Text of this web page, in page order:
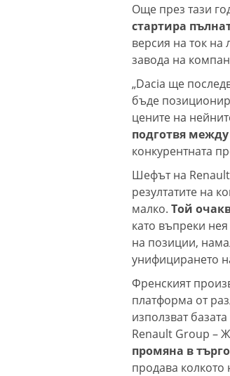
Още през тази
стартира
версия на ток
завода на
„Dacia ще
бъде
цените на
подготвя
конкурентната
Шефът на Renault
резултатите на
малко. Той
като въпреки
на позиции,
унифицирането
Френският
платформа от
използват
Renault Group –
промяна в
продава